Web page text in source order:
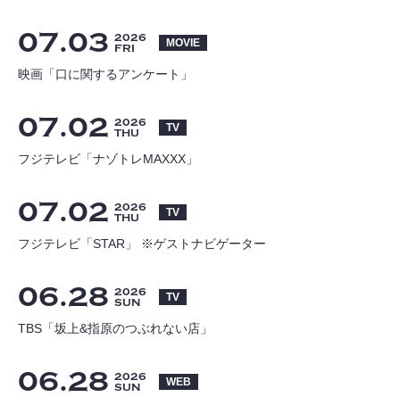
2026
07 03 FRI MOVIE
映画「口に関するアンケート」
2026
07 02 THU TV
フジテレビ「ナゾトレMAXXX」
2026
07 02 THU TV
フジテレビ「STAR」 ※ゲストナビゲーター
2026
06 28 SUN TV
TBS「坂上&指原のつぶれない店」
2026
06 28 SUN WEB